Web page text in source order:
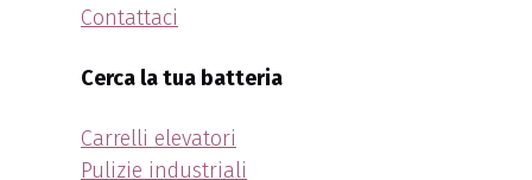
Contattaci
Cerca la tua batteria
Carrelli elevatori
Pulizie industriali